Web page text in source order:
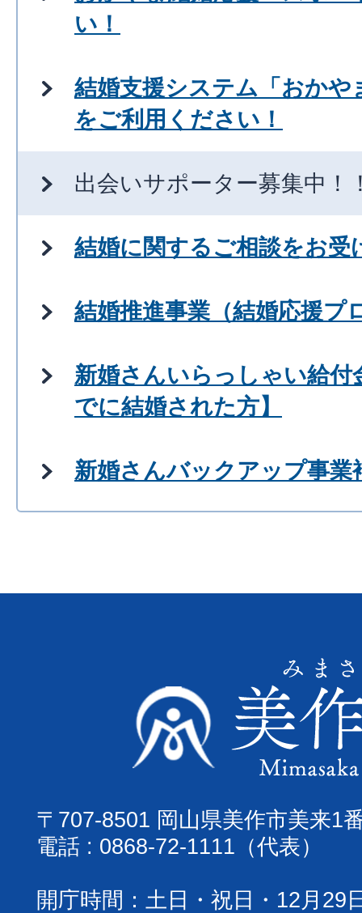
い！
結婚支援システム「おかや
をご利用ください！
出会いサポーター募集中！
結婚に関するご相談をお受
結婚推進事業（結婚応援プ
新婚さんいらっしゃい給付
でに結婚された方】
新婚さんバックアップ事業
〒707-8501 岡山県美作市美来1
電話 : 0868-72-1111（代表）
開庁時間：土日・祝日・12月29